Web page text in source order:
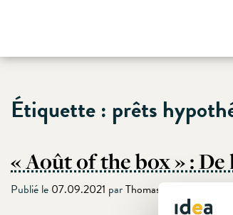
content
Étiquette : prêts
« Août of the box » :
Publié le 07.09.2021 parThomas Valici